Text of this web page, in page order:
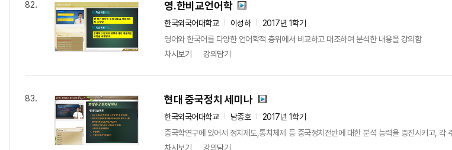
82. 영.한비교언어학
한국외국어대학교 이성하
2017년 1학기
영어와 한국어를 다양한 언어학적 층위에서 비교하고 대조하여 분석한 내용을 강의함
차시보기
강의담기
83. 현대 중국정치 세미나
한국외국어대학교 남종호
2017년 1학기
중국학연구에 있어서 정치제도,통치체제 등 중국정치전반에 대한 분석 능력을 증진시키고,
차시보기
강의담기